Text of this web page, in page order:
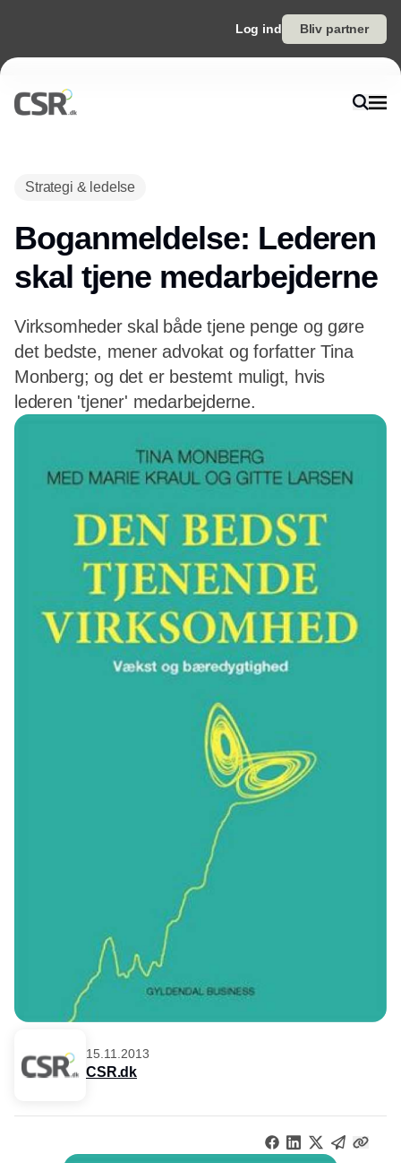
Log ind Bliv partner
Strategi & ledelse
Boganmeldelse: Lederen
skal tjene medarbejderne
Virksomheder skal både tjene penge og gøre
det bedste, mener advokat og forfatter Tina
Monberg; og det er bestemt muligt, hvis
lederen 'tjener' medarbejderne.
15.11.2013
CSR.dk